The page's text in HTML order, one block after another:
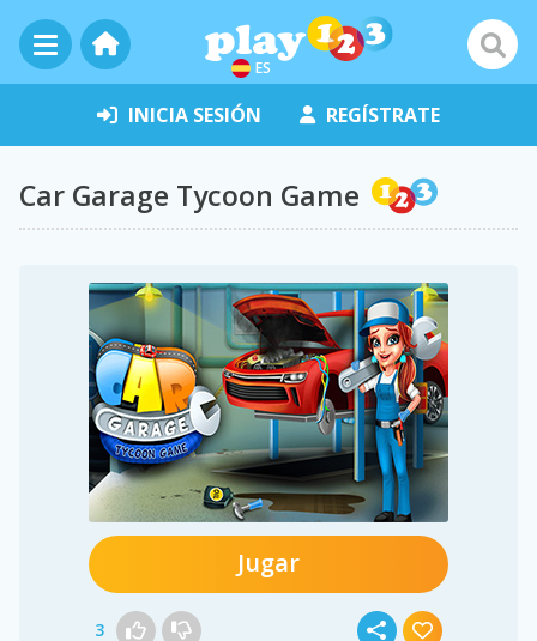
ES
INICIA SESIÓN REGÍSTRATE
Car Garage Tycoon Game
Jugar
3